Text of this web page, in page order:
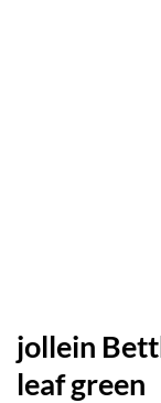
jollein
leaf green